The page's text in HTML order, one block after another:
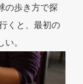
の歩き方で探
くと、最初の
。